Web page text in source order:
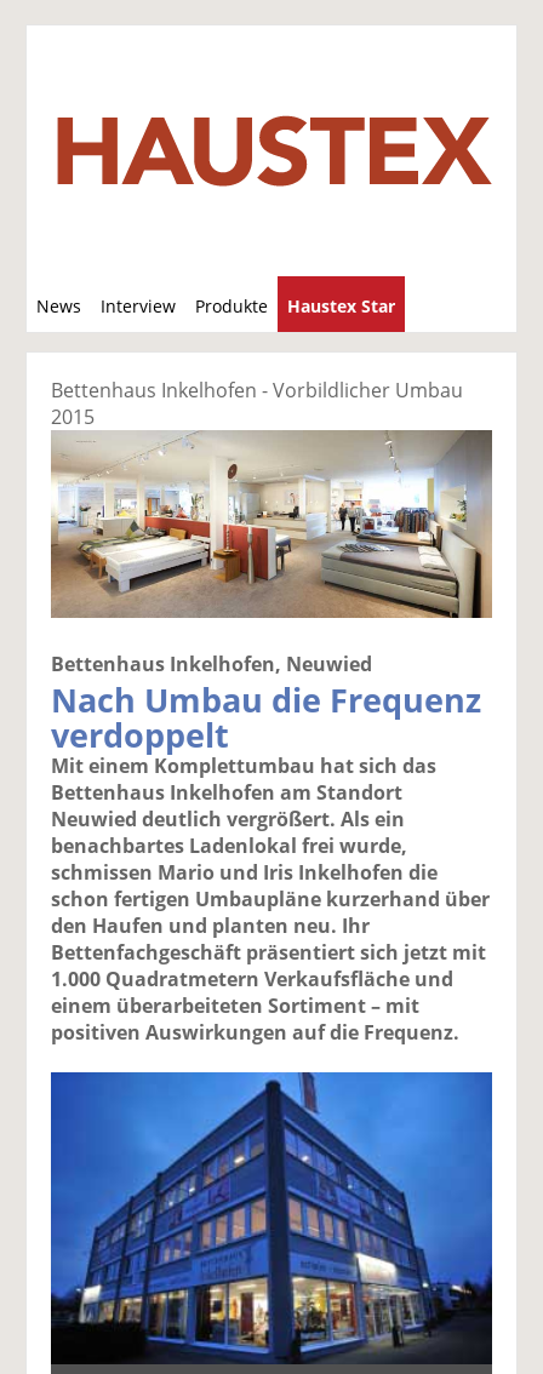
News Interview Produkte Haustex Star
u
c
Bettenhaus Inkelhofen - Vorbildlicher Umbau
2015
Bettenhaus Inkelhofen, Neuwied
Nach Umbau die Frequenz
verdoppelt
Mit einem Komplettumbau hat sich das
Bettenhaus Inkelhofen am Standort
Neuwied deutlich vergrößert. Als ein
benachbartes Ladenlokal frei wurde,
schmissen Mario und Iris Inkelhofen die
schon fertigen Umbaupläne kurzerhand über
den Haufen und planten neu. Ihr
Bettenfachgeschäft präsentiert sich jetzt mit
1.000 Quadratmetern Verkaufsfläche und
einem überarbeiteten Sortiment – mit
positiven Auswirkungen auf die Frequenz.